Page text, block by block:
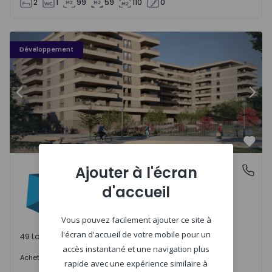
2 1 99 59 110 0
Développement
PLENO JARDIM - 3
Précédent
Águas Santas, PortoPLENO JARDIM
Águas Santas, Porto
49 Lots disponibles
Acheter 242.000 €
Ajouter à l'écran
d'accueil
Vous pouvez facilement ajouter ce site à
l'écran d'accueil de votre mobile pour un
accès instantané et une navigation plus
rapide avec une expérience similaire à